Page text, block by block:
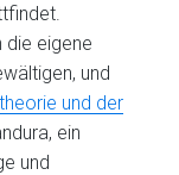
die eigene
und
und der
ein
und